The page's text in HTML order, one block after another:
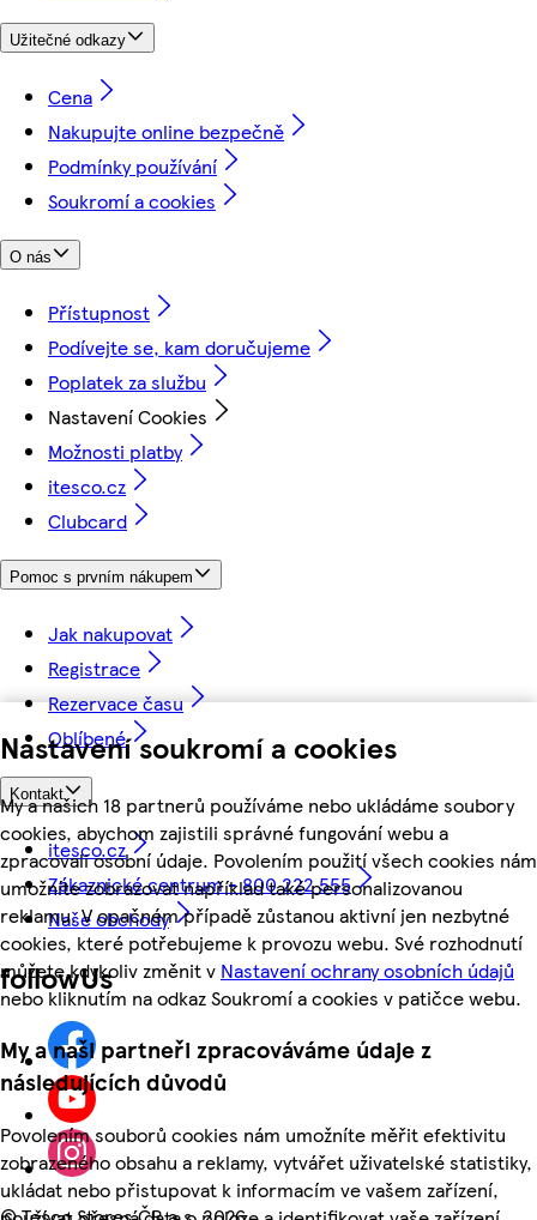
Nastavení soukromí a cookies
My a našich 18 partnerů používáme nebo ukládáme soubory
cookies, abychom zajistili správné fungování webu a
zpracovali osobní údaje. Povolením použití všech cookies nám
umožníte zobrazovat například také personalizovanou
reklamu. V opačném případě zůstanou aktivní jen nezbytné
cookies, které potřebujeme k provozu webu. Své rozhodnutí
můžete kdykoliv změnit v Nastavení ochrany osobních údajů
nebo kliknutím na odkaz Soukromí a cookies v patičce webu.
My a naši partneři zpracováváme údaje z
následujících důvodů
Povolením souborů cookies nám umožníte měřit efektivitu
zobrazeného obsahu a reklamy, vytvářet uživatelské statistiky,
ukládat nebo přistupovat k informacím ve vašem zařízení,
Užitečné odkazy
Cena
Nakupujte online bezpečně
Podmínky používání
Soukromí a cookies
O nás
Přístupnost
Podívejte se, kam doručujeme
Poplatek za službu
Nastavení Cookies
Možnosti platby
itesco.cz
Clubcard
Pomoc s prvním nákupem
Jak nakupovat
Registrace
Rezervace času
Oblíbené
Kontakt
itesco.cz
Zákaznické centrum - 800 222 555
Naše obchody
followUs